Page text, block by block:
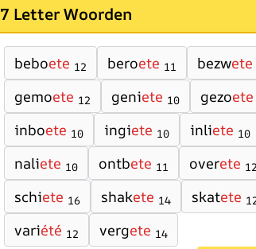
7 Letter Woorden
beboete 12 beroete 11 bezwete
gemoete 12 geniete 10 gezoete
inboete 10 ingiete 10 inliete 10
naliete 10 ontbete 11 overete 12
schiete 16 shakete 14 skatete
variété 12 vergete 14